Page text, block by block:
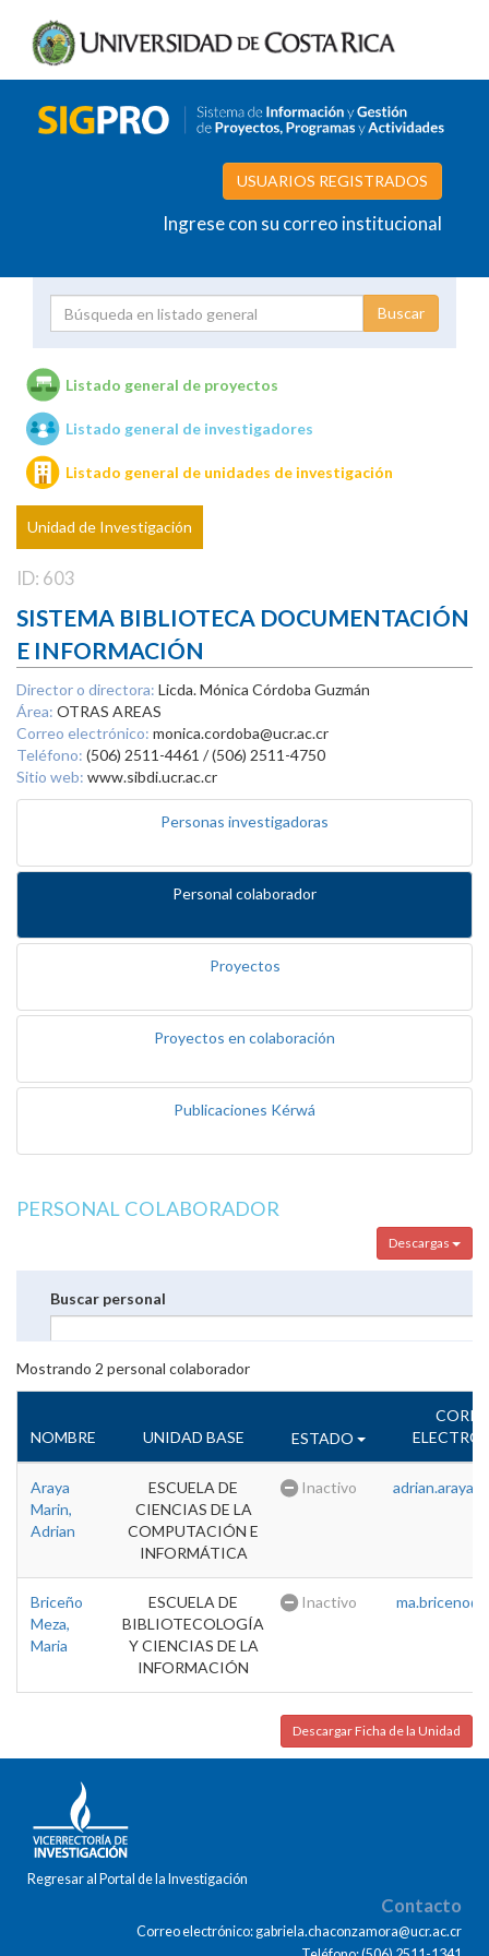
USUARIOS REGISTRADOS
Ingrese con su correo institucional
Unidades de investigación
Listado general de proyectos
Listado general de investigadores
Listado general de unidades de investigación
Unidad de Investigación
ID: 603
SISTEMA BIBLIOTECA DOCUMENTACIÓN
E INFORMACIÓN
Director o directora: Licda. Mónica Córdoba Guzmán
Área: OTRAS AREAS
Correo electrónico: monica.cordoba@ucr.ac.cr
Teléfono: (506) 2511-4461 / (506) 2511-4750
Sitio web: www.sibdi.ucr.ac.cr
Personas investigadoras
Personal colaborador
Proyectos
Proyectos en colaboración
Publicaciones Kérwá
PERSONAL COLABORADOR
Descargas
Buscar personal
Mostrando 2 personal colaborador
NOMBRE UNIDAD BASE ESTADO
Araya
Marin,
Adrian
ESCUELA DE
CIENCIAS DE LA
COMPUTACIÓN E
INFORMÁTICA
Inactivo
Briceño
Meza,
Maria
ESCUELA DE
BIBLIOTECOLOGÍA
Y CIENCIAS DE LA
INFORMACIÓN
Inactivo
Descargar Ficha de la Unidad
Regresar al Portal de la Investigación
Contacto
Correo electrónico: gabriela.chaconzamora@ucr.ac.cr